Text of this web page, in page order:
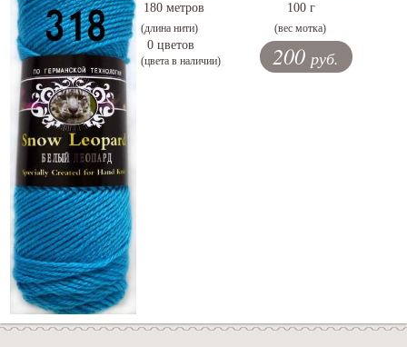
180 метров
(длина нити)
100 г
(вес мотка)
0 цветов
(цвета в наличии) 200 руб.